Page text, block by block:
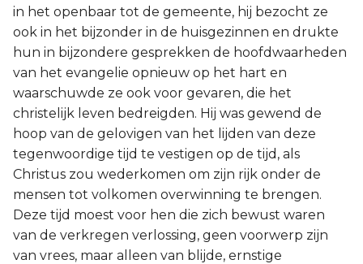
in het openbaar tot de gemeente, hij bezocht ze
ook in het bijzonder in de huisgezinnen en drukte
hun in bijzondere gesprekken de hoofdwaarheden
van het evangelie opnieuw op het hart en
waarschuwde ze ook voor gevaren, die het
christelijk leven bedreigden. Hij was gewend de
hoop van de gelovigen van het lijden van deze
tegenwoordige tijd te vestigen op de tijd, als
Christus zou wederkomen om zijn rijk onder de
mensen tot volkomen overwinning te brengen.
Deze tijd moest voor hen die zich bewust waren
van de verkregen verlossing, geen voorwerp zijn
van vrees, maar alleen van blijde, ernstige